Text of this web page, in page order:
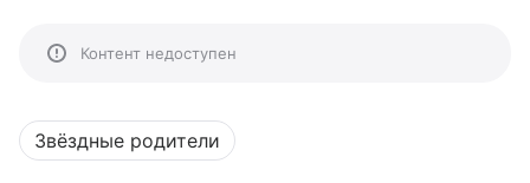
Контент недоступен
Звёздные родители